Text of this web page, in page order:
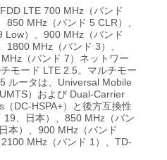
FDD LTE 700 MHz （バンド
850 MHz （バンド 5 CLR ）、
Low）、 900 MHz （バンド
1800 MHz （バンド 3 ）、
（バンド 7 ）ネットワー
モード LTE 2.5 。マルチモー
ルータは、 Universal Mobile
UMTS）および Dual-Carrier
（ DC-HSPA+）と後方互換性
19 、日本）、 850 MHz （バン
日本）、 900 MHz （バンド
2100 MHz （バンド 1 ）、 TD-